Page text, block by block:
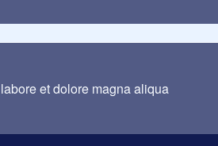
et dolore magna aliqua